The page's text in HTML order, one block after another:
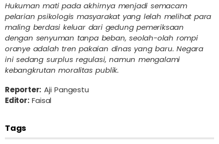
Hukuman mati pada akhirnya menjadi semacam
pelarian psikologis masyarakat yang lelah melihat para
maling berdasi keluar dari gedung pemeriksaan
dengan senyuman tanpa beban, seolah-olah rompi
oranye adalah tren pakaian dinas yang baru. Negara
ini sedang surplus regulasi, namun mengalami
kebangkrutan moralitas publik.
Reporter: Aji Pangestu
Editor:Faisal
Tags